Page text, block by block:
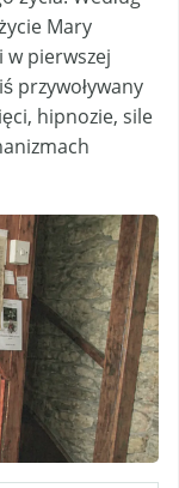
Mary
pierwszej
przywoływany
hipnozie, sile